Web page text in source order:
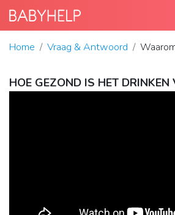
Home Vraag & Antwoord
HOE GEZOND IS HET DRINKEN